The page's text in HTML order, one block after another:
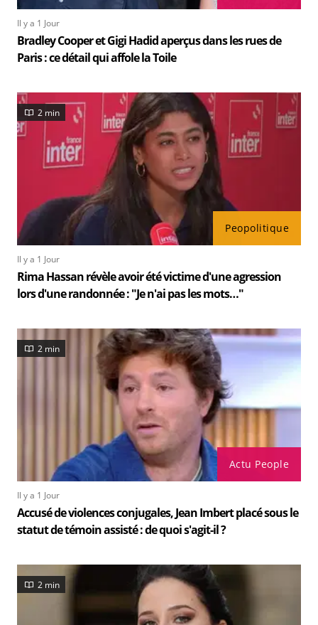
Il y a 1 Jour
Bradley Cooper et Gigi Hadid aperçus dans les rues de
Paris : ce détail qui affole la Toile
Peopolitique
2 min
Il y a 1 Jour
Rima Hassan révèle avoir été victime d'une agression
lors d'une randonnée : "Je n'ai pas les mots…"
Actu People
2 min
Il y a 1 Jour
Accusé de violences conjugales, Jean Imbert placé sous le
statut de témoin assisté : de quoi s'agit-il ?
2 min